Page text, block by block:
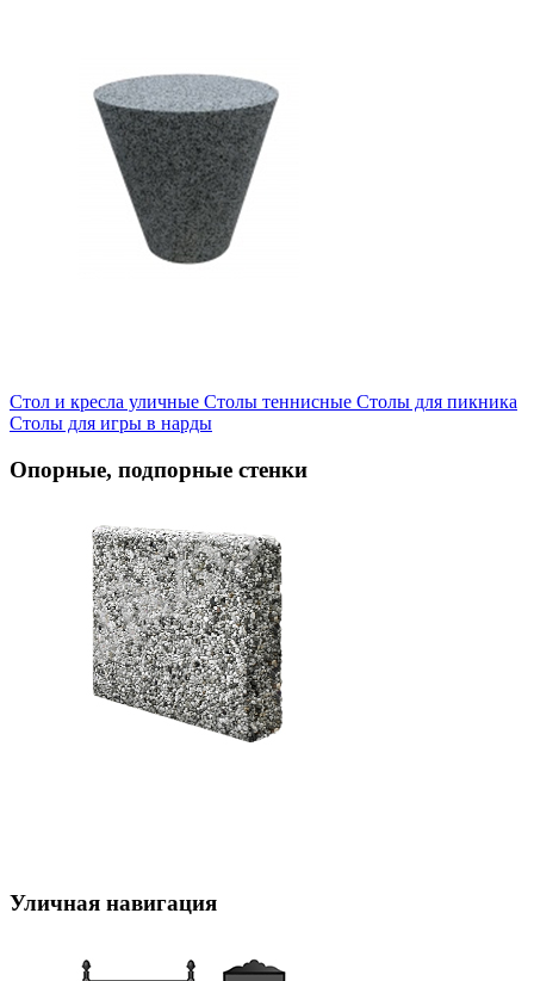
Стол и кресла уличные Cтолы теннисные Столы для пикника
Столы для игры в нарды
Опорные, подпорные стенки
Уличная навигация